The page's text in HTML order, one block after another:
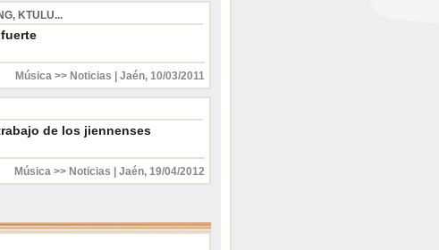
KTULU...
Música >> Noticias Jaén, 10/03/2011
de los jiennenses
Música >> Noticias Jaén, 19/04/2012